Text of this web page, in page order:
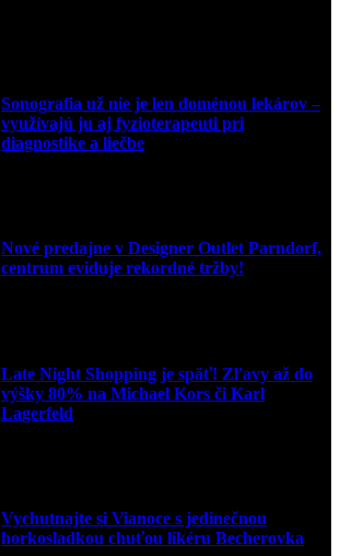
Sonografia už nie je len doménou lekárov –
využívajú ju aj fyzioterapeuti pri
diagnostike a liečbe
Nové predajne v Designer Outlet Parndorf,
centrum eviduje rekordné tržby!
Late Night Shopping je späť! Zľavy až do
výšky 80% na Michael Kors či Karl
Lagerfeld
Vychutnajte si Vianoce s jedinečnou
horkosladkou chuťou likéru Becherovka